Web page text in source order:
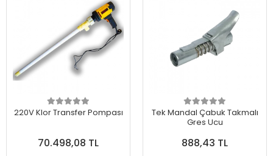
220V Klor Transfer Pompası
70.498,08 TL
Tek Mandal Çabuk Takmalı
Gres Ucu
888,43 TL